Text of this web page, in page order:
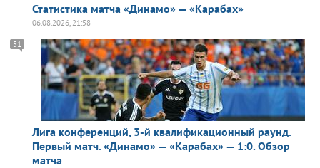
Статистика матча «Динамо» — «Карабах»
06.08.2026, 21:58
Лига конференций, 3-й квалификационный раунд.
Первый матч. «Динамо» — «Карабах» — 1:0. Обзор
матча
51